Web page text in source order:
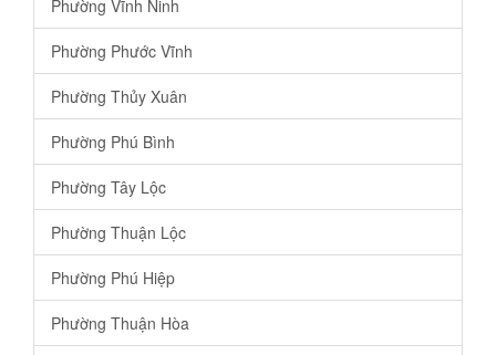
Phường Vĩnh Ninh
Phường Phước Vĩnh
Phường Thủy Xuân
Phường Phú Bình
Phường Tây Lộc
Phường Thuận Lộc
Phường Phú Hiệp
Phường Thuận Hòa